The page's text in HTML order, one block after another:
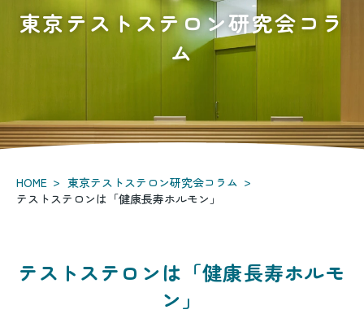
「健
モ
ン」
東京テストステロン研究会コラ
ム
HOME > 東京テストステロン研究会コラム >
テストステロンは「健康長寿ホルモン」
テストステロンは「健康長寿ホルモ
ン」